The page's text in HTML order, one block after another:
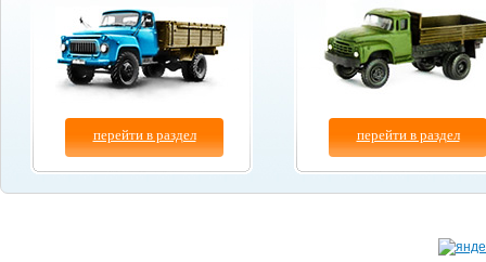
перейти в раздел перейти в раздел